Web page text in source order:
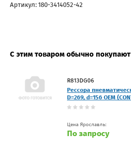
Артикул: 180-3414052-42
С этим товаром обычно покупают
R813DG06
Рессора
D=269, d=156 OEM
Цена Ярославль:
По запросу